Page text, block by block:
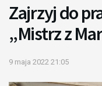
Zajrzyj do
„Mistrz z
9 maja 2022 21:05